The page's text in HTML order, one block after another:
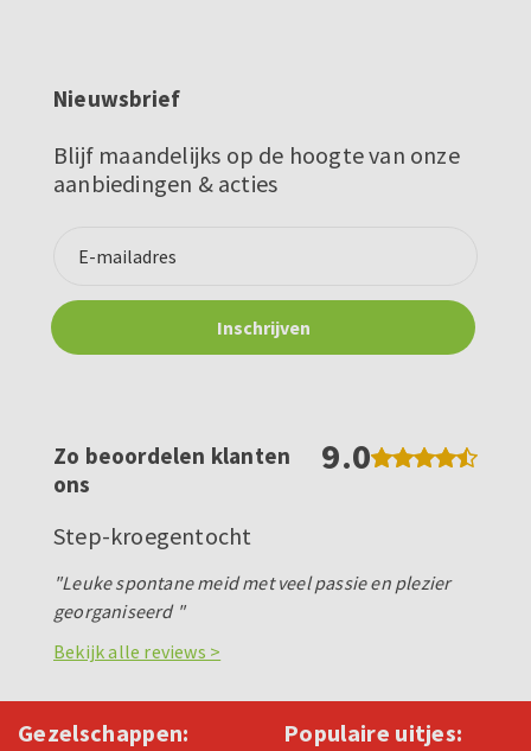
Nieuwsbrief
Blijf maandelijks op de hoogte van onze
aanbiedingen & acties
Zo beoordelen klanten
ons
9.0
Step-kroegentocht
"Leuke spontane meid met veel passie en plezier
georganiseerd "
Bekijk alle reviews >
Gezelschappen: Populaire uitjes: